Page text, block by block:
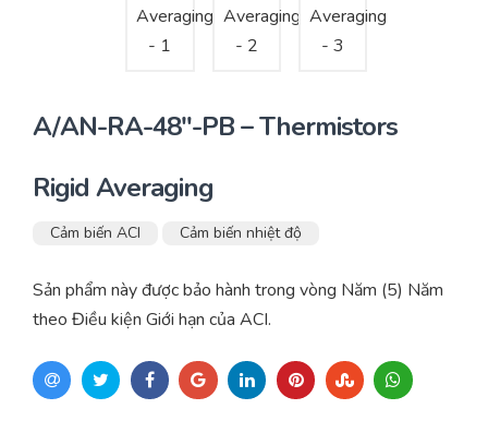
A/AN-RA-48″-PB – Thermistors
Rigid Averaging
Cảm biến ACI Cảm biến nhiệt độ
Sản phẩm này được bảo hành trong vòng Năm (5) Năm
theo Điều kiện Giới hạn của ACI.